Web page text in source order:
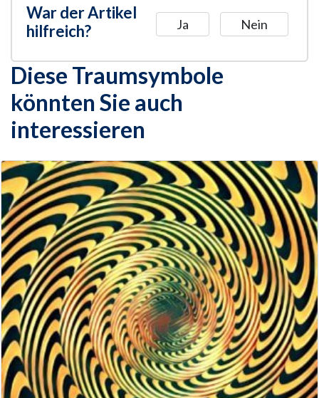
War der Artikel
hilfreich?
Ja Nein
Diese Traumsymbole
könnten Sie auch
interessieren